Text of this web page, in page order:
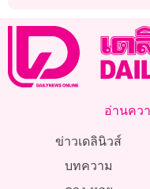
อ่านคว
ข่าวเดลินิวส์
บทความ